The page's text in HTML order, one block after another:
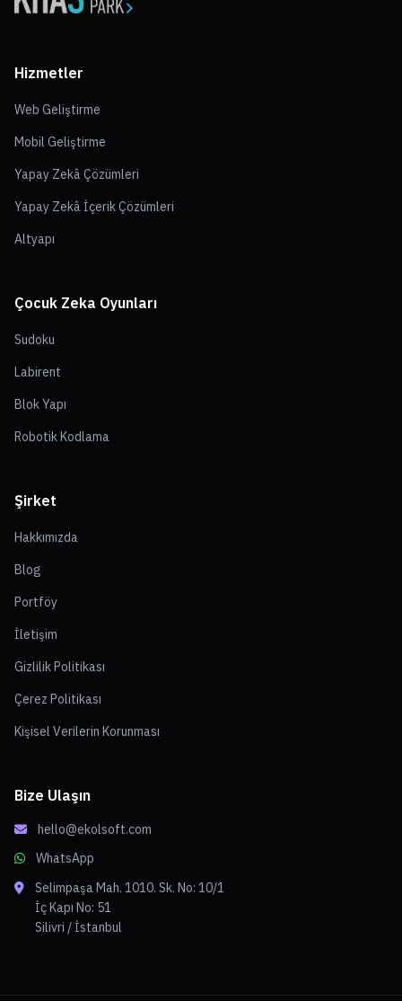
Hizmetler
Web Geliştirme
Mobil Geliştirme
Yapay Zekâ Çözümleri
Yapay Zekâ İçerik Çözümleri
Altyapı
Çocuk Zeka Oyunları
Sudoku
Labirent
Blok Yapı
Robotik Kodlama
Şirket
Hakkımızda
Blog
Portföy
İletişim
Gizlilik Politikası
Çerez Politikası
Kişisel Verilerin Korunması
Bize Ulaşın
hello@ekolsoft.com
WhatsApp
Selimpaşa Mah. 1010. Sk. No: 10/1
İç Kapı No: 51
Silivri / İstanbul